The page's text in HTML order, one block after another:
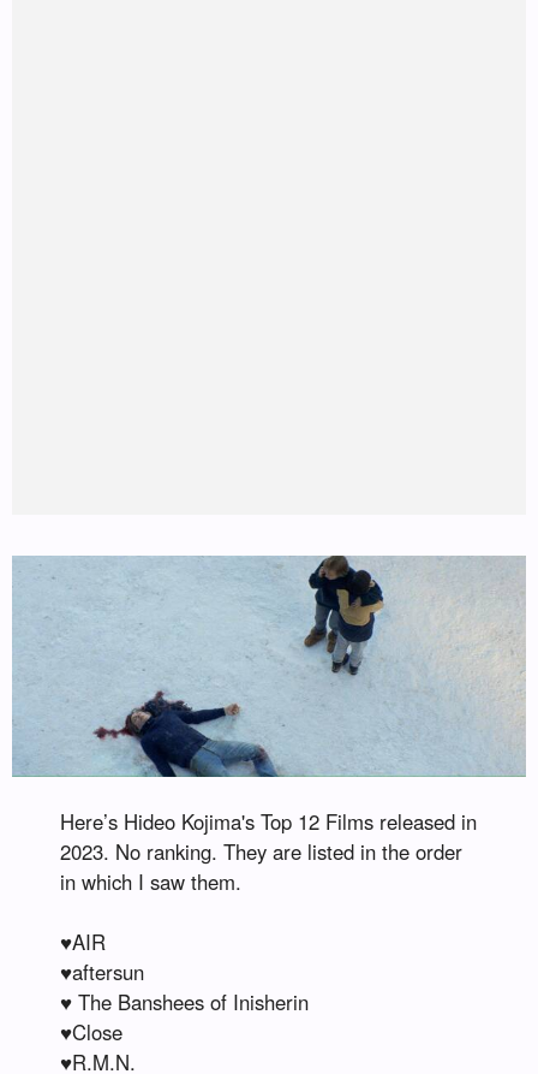
Here’s Hideo Kojima's Top 12 Films released in
2023. No ranking. They are listed in the order
in which I saw them.
♥️AIR
♥️️aftersun
♥️ The Banshees of Inisherin
♥️Close
♥️R.M.N.